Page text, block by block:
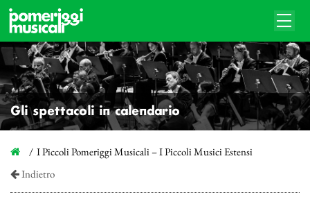
Gli spettacoli in calendario
I Piccoli Pomeriggi Musicali – I Piccoli Musici Estensi
Indietro